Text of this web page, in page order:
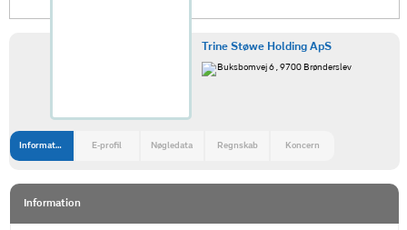
Trine Støwe Holding ApS
Buksbomvej 6 , 9700 Brønderslev
Information E-profil Nøgledata Regnskab Koncern
Information